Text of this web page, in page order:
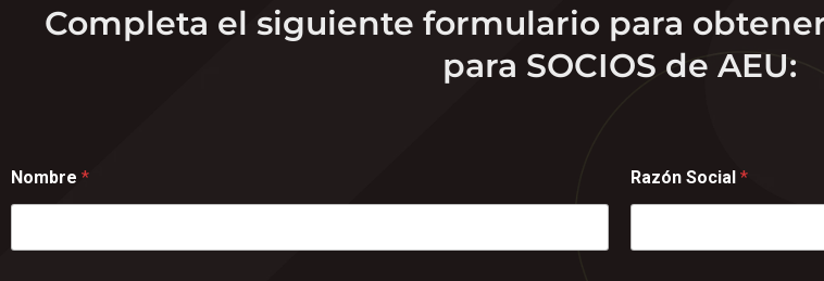
Completa el siguiente formulario para
para SOCIOS de AEU:
Nombre * Razón Social *